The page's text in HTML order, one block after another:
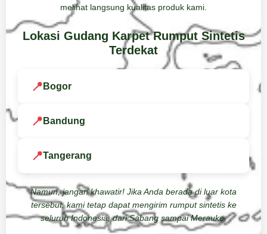
melihat langsung kualitas produk kami.
Lokasi Gudang Karpet Rumput Sintetis
Terdekat
📍 Bogor
📍 Bandung
📍Tangerang
Namun, jangan khawatir! Jika Anda berada di luar kota
tersebut, kami tetap dapat mengirim rumput sintetis ke
seluruh Indonesia, dari Sabang sampai Merauke.